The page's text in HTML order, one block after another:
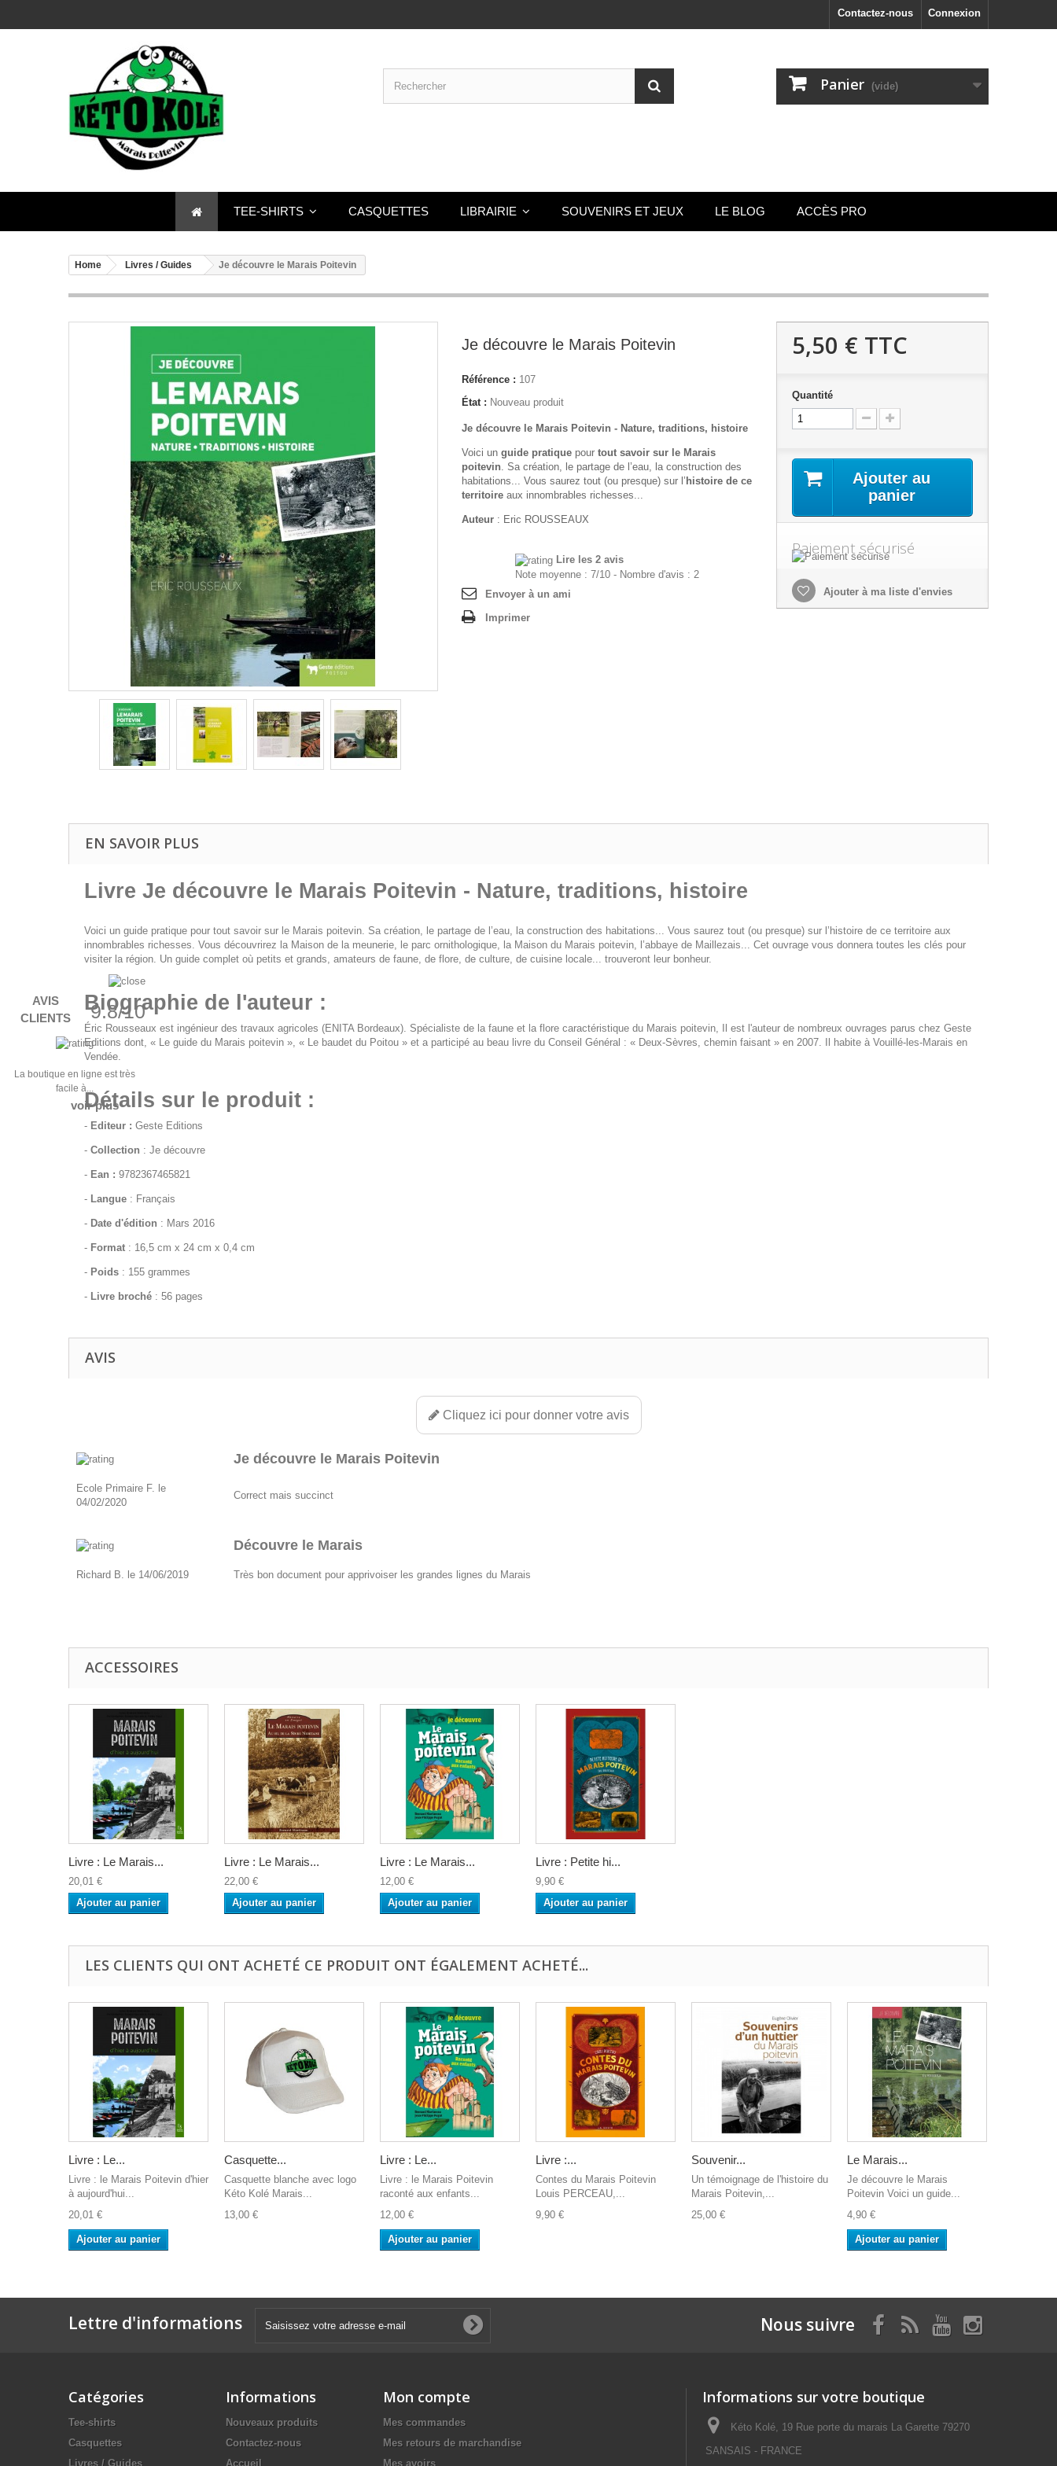
Connexion
Contactez-nous
Panier (vide)
TEE-SHIRTS CASQUETTES LIBRAIRIE SOUVENIRS ET JEUX LE BLOG ACCÈS PRO
Home Livres / Guides Je découvre le Marais Poitevin
Je découvre le Marais Poitevin
Référence : 107
État : Nouveau produit
Je découvre le Marais Poitevin - Nature, traditions, histoire
Voici un guide pratique pour tout savoir sur le Marais
poitevin. Sa création, le partage de l’eau, la construction des
habitations... Vous saurez tout (ou presque) sur l’ histoire de ce
territoire aux innombrables richesses...
Auteur : Eric ROUSSEAUX
Lire les 2 avis
Note moyenne : 7/10- Nombre d'avis : 2
Envoyer à un ami
Imprimer
5,50 € TTC
Quantité
Ajouter au
panier
Paiement sécurisé
Ajouter à ma liste d'envies
EN SAVOIR PLUS
Livre Je découvre le Marais Poitevin - Nature, traditions, histoire
Voici un guide pratique pour tout savoir sur le Marais poitevin. Sa création, le partage de l’eau, la construction des habitations... Vous saurez tout (ou presque) sur l’histoire de ce territoire aux
innombrables richesses. Vous découvrirez la Maison de la meunerie, le parc ornithologique, la Maison du Marais poitevin, l’abbaye de Maillezais... Cet ouvrage vous donnera toutes les clés pour
visiter la région. Un guide complet où petits et grands, amateurs de faune, de flore, de culture, de cuisine locale... trouveront leur bonheur.
Biographie de l'auteur :
Éric Rousseaux est ingénieur des travaux agricoles (ENITA Bordeaux). Spécialiste de la faune et la flore caractéristique du Marais poitevin, Il est l'auteur de nombreux ouvrages parus chez Geste
Editions dont, « Le guide du Marais poitevin », « Le baudet du Poitou » et a participé au beau livre du Conseil Général : « Deux-Sèvres, chemin faisant » en 2007. Il habite à Vouillé-les-Marais en
Vendée.
Détails sur le produit :
- Editeur : Geste Editions
- Collection : Je découvre
- Ean : 9782367465821
- Langue : Français
- Date d'édition : Mars 2016
- Format : 16,5 cm x 24 cm x 0,4 cm
- Poids : 155 grammes
- Livre broché : 56 pages
AVIS
Cliquez ici pour donner votre avis
Je découvre le Marais Poitevin
Ecole Primaire F. le
04/02/2020
Correct mais succinct
Découvre le Marais
Richard B. le 14/06/2019 Très bon document pour apprivoiser les grandes lignes du Marais
ACCESSOIRES
Livre : Le Marais...
20,01 €
Ajouter au panier
Livre : Le Marais...
22,00 €
Ajouter au panier
Livre : Le Marais...
12,00 €
Ajouter au panier
Livre : Petite hi...
9,90 €
Ajouter au panier
LES CLIENTS QUI ONT ACHETÉ CE PRODUIT ONT ÉGALEMENT ACHETÉ...
Livre : Le...
Livre : le Marais Poitevin d'hier
à aujourd'hui...
20,01 €
Ajouter au panier
Casquette...
Casquette blanche avec logo
Kéto Kolé Marais...
13,00 €
Livre : Le...
Livre : le Marais Poitevin
raconté aux enfants...
12,00 €
Ajouter au panier
Livre :...
Contes du Marais Poitevin
Louis PERCEAU,...
9,90 €
Souvenir...
Un témoignage de l'histoire du
Marais Poitevin,...
25,00 €
Le Marais...
Je découvre le Marais
Poitevin Voici un guide...
4,90 €
Ajouter au panier
Lettre d'informations Nous suivre
Catégories
Tee-shirts
Casquettes
Livres / Guides
Informations
Nouveaux produits
Contactez-nous
Accueil
Mon compte
Mes commandes
Mes retours de marchandise
Mes avoirs
Informations sur votre boutique
Kéto Kolé, 19 Rue porte du marais La Garette 79270
SANSAIS - FRANCE
AVIS
CLIENTS
9.8/10
La boutique en ligne est très
facile à...
voir plus